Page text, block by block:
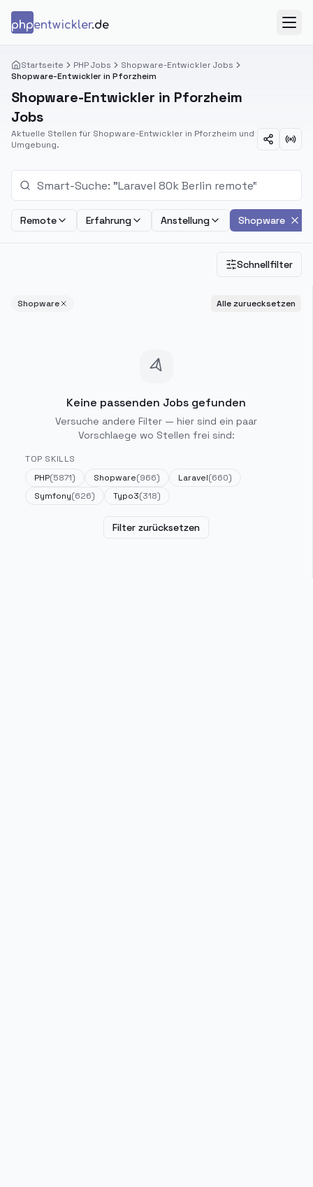
phpentwickler.de
Startseite PHP Jobs
Shopware-Entwickler Jobs
Shopware-Entwickler in Pforzheim
Shopware-Entwickler in Pforzheim
Jobs
Aktuelle Stellen für Shopware-Entwickler in Pforzheim und
Umgebung.
Remote Erfahrung Anstellung Shopware
Schnellfilter
Shopware Alle zuruecksetzen
Keine passenden Jobs gefunden
Versuche andere Filter — hier sind ein paar
Vorschlaege wo Stellen frei sind:
TOP SKILLS
PHP(5871) Shopware(966) Laravel(660)
Symfony(626) Typo3(318)
Filter zurücksetzen